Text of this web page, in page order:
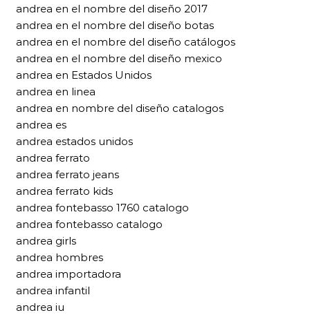
andrea en el nombre del diseño 2017
andrea en el nombre del diseño botas
andrea en el nombre del diseño catálogos
andrea en el nombre del diseño mexico
andrea en Estados Unidos
andrea en linea
andrea en nombre del diseño catalogos
andrea es
andrea estados unidos
andrea ferrato
andrea ferrato jeans
andrea ferrato kids
andrea fontebasso 1760 catalogo
andrea fontebasso catalogo
andrea girls
andrea hombres
andrea importadora
andrea infantil
andrea iu